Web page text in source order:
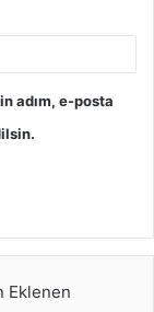
adım, e-posta
Eklenen